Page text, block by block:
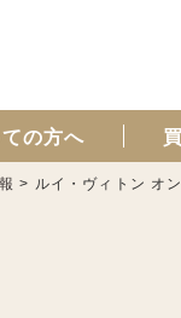
の方へ
> ルイ・ヴィトン